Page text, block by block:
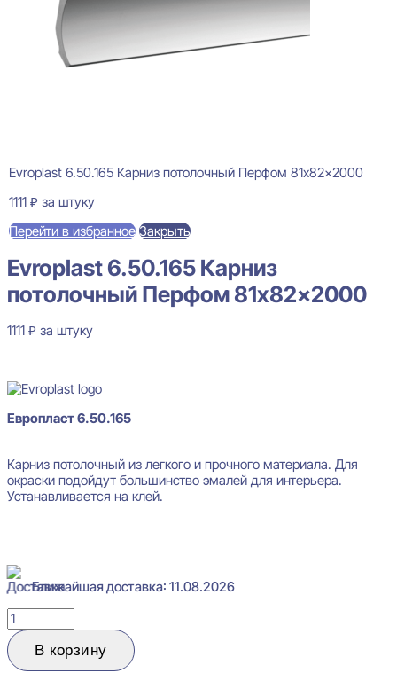
Evroplast 6.50.165 Карниз потолочный Перфом 81x82x2000
1111 ₽ за штуку
Перейти в избранное Закрыть
Evroplast 6.50.165 Карниз
потолочный Перфом 81x82x2000
1111 ₽ за штуку
Европласт 6.50.165
Карниз потолочный из легкого и прочного материала. Для
окраски подойдут большинство эмалей для интерьера.
Устанавливается на клей.
Ближайшая доставка: 11.08.2026
Количество
товара
Evroplast
6.50.165
В корзину